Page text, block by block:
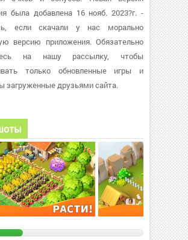
была добавлена 16 нояб. 2023?г. -
если скачали у нас морально
версию приложения. Обязательно
на нашу рассылку, чтобы
только обновленные игры и
загруженные друзьями сайта.